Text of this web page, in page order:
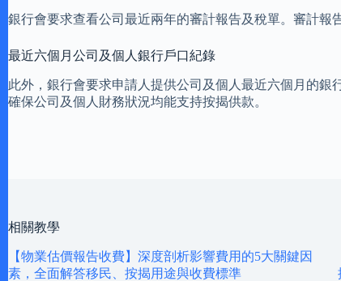
銀行會要求查看公司最近兩年的審計報告及稅單。審計報
最近六個月公司及個人銀行戶口紀錄
此外，銀行會要求申請人提供公司及個人最近六個月的
確保公司及個人財務狀況均能支持按揭供款。
相關教學
【物業估價報告收費】深度剖析影響費用的5大關鍵因
素，全面解答移民、按揭用途與收費標準